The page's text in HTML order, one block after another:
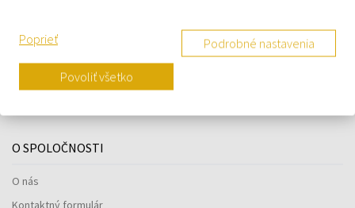
Náš výber na mieru presne pre
O SPOLOČNOSTI
O nás
Kontaktný formulár
Poprieť Podrobné nastavenia
Povoliť všetko